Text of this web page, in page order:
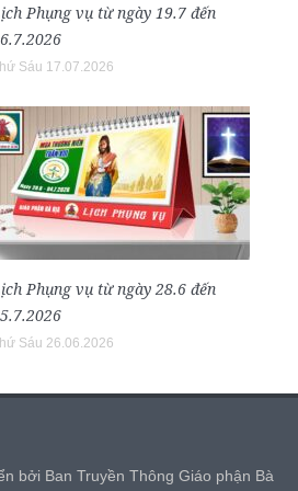
Phụng vụ từ ngày 19.7 đến
Sáu 17.07.2026
Phụng vụ từ ngày 28.6 đến
Sáu 26.06.2026
bởi Ban Truyền Thông Giáo phận Bà